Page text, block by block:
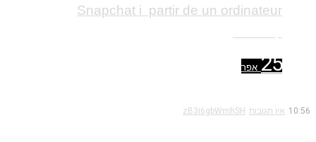
25 אפר
10:56 אין תגובות zB3i6gbWmhSH